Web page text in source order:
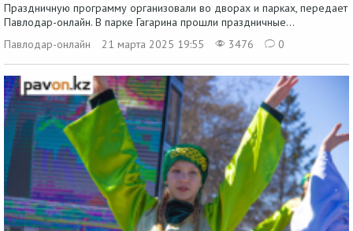
Праздничную программу организовали во дворах и парках, передает
Павлодар-онлайн. В парке Гагарина прошли праздничные...
Павлодар-онлайн
21 марта 2025 19:55 3476 0